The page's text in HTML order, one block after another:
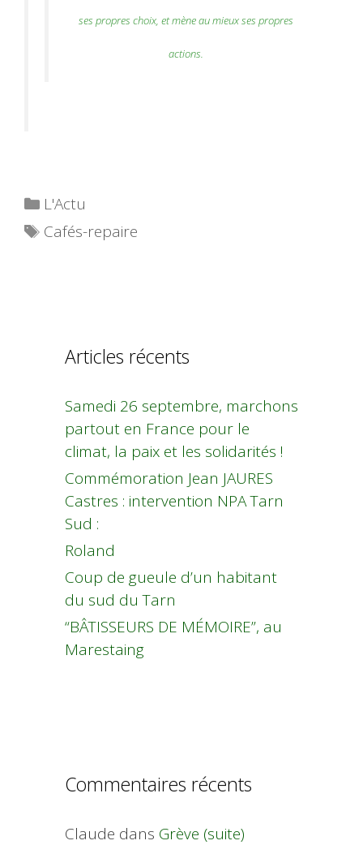
ses propres choix, et mène au mieux ses propres
actions.
Catégories
L'Actu
Étiquettes
Cafés-repaire
Articles récents
Samedi 26 septembre, marchons
partout en France pour le
climat, la paix et les solidarités !
Commémoration Jean JAURES
Castres : intervention NPA Tarn
Sud :
Roland
Coup de gueule d’un habitant
du sud du Tarn
“BÂTISSEURS DE MÉMOIRE”, au
Marestaing
Commentaires récents
Claude dans Grève (suite)